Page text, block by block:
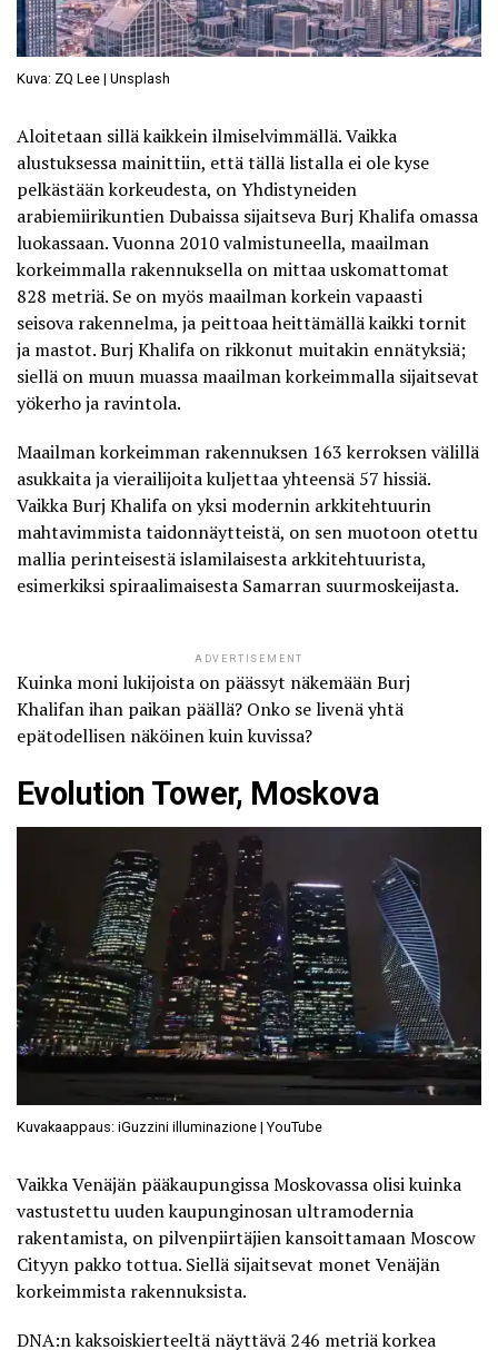
Kuva: ZQ Lee | Unsplash
Aloitetaan sillä kaikkein ilmiselvimmällä. Vaikka
alustuksessa mainittiin, että tällä listalla ei ole kyse
pelkästään korkeudesta, on Yhdistyneiden
arabiemiirikuntien Dubaissa sijaitseva Burj Khalifa omassa
luokassaan. Vuonna 2010 valmistuneella, maailman
korkeimmalla rakennuksella on mittaa uskomattomat
828 metriä. Se on myös maailman korkein vapaasti
seisova rakennelma, ja peittoaa heittämällä kaikki tornit
ja mastot. Burj Khalifa on rikkonut muitakin ennätyksiä;
siellä on muun muassa maailman korkeimmalla sijaitsevat
yökerho ja ravintola.
Maailman korkeimman rakennuksen 163 kerroksen välillä
asukkaita ja vierailijoita kuljettaa yhteensä 57 hissiä.
Vaikka Burj Khalifa on yksi modernin arkkitehtuurin
mahtavimmista taidonnäytteistä, on sen muotoon otettu
mallia perinteisestä islamilaisesta arkkitehtuurista,
esimerkiksi spiraalimaisesta Samarran suurmoskeijasta.
ADVERTISEMENT
Kuinka moni lukijoista on päässyt näkemään Burj
Khalifan ihan paikan päällä? Onko se livenä yhtä
epätodellisen näköinen kuin kuvissa?
Evolution Tower, Moskova
Kuvakaappaus: iGuzzini illuminazione | YouTube
Vaikka Venäjän pääkaupungissa Moskovassa olisi kuinka
vastustettu uuden kaupunginosan ultramodernia
rakentamista, on pilvenpiirtäjien kansoittamaan Moscow
Cityyn pakko tottua. Siellä sijaitsevat monet Venäjän
korkeimmista rakennuksista.
DNA:n kaksoiskierteeltä näyttävä 246 metriä korkea